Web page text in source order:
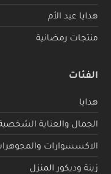
هدايا عيد الأم
منتجات رمضانية
الفئات
هدايا
الجمال والعناية
الاكسسوارات
زينة وديكور المنزل